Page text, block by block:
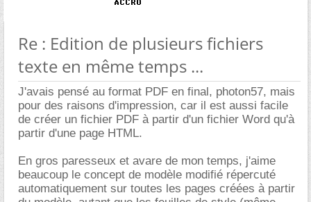
Re : Edition de plusieurs fichiers
texte en même temps ...
J'avais pensé au format PDF en final, photon57, mais
pour des raisons d'impression, car il est aussi facile
de créer un fichier PDF à partir d'un fichier Word qu'à
partir d'une page HTML.
En gros paresseux et avare de mon temps, j'aime
beaucoup le concept de modèle modifié répercuté
automatiquement sur toutes les pages créées à partir